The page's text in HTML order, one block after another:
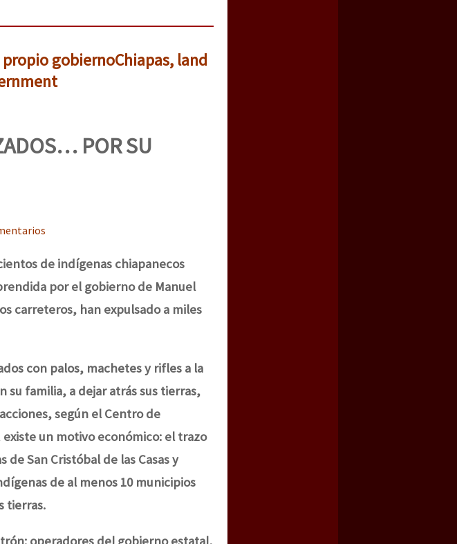
gobiernoChiapas, land
POR SU
de indígenas chiapanecos
por el gobierno de Manuel
carreteros, han expulsado a miles
con palos, machetes y rifles a la
su familia, a dejar atrás sus tierras,
según el Centro de
existe un motivo económico: el trazo
San Cristóbal de las Casas y
de al menos 10 municipios
tierras.
operadores del gobierno estatal,